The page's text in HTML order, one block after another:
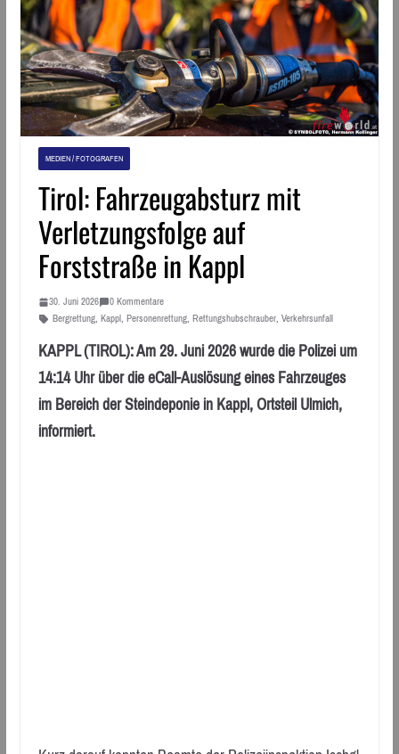
MEDIEN / FOTOGRAFEN
Tirol: Fahrzeugabsturz mit
Verletzungsfolge auf
Forststraße in Kappl
30. Juni 2026
0 Kommentare
Bergrettung, Kappl, Personenrettung, Rettungshubschrauber, Verkehrsunfall
KAPPL (TIROL): Am 29. Juni 2026 wurde die Polizei um
14:14 Uhr über die eCall-Auslösung eines Fahrzeuges
im Bereich der Steindeponie in Kappl, Ortsteil Ulmich,
informiert.